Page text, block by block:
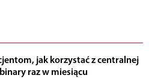
jak korzystać z centralnej
raz w miesiącu